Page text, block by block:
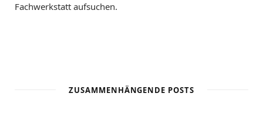
Fachwerkstatt aufsuchen.
ZUSAMMENHÄNGENDE POSTS